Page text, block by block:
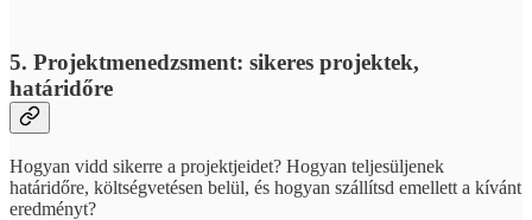
5. Projektmenedzsment: sikeres projektek,
határidőre
Hogyan vidd sikerre a projektjeidet? Hogyan teljesüljenek
határidőre, költségvetésen belül, és hogyan szállítsd emellett a kívánt
eredményt?